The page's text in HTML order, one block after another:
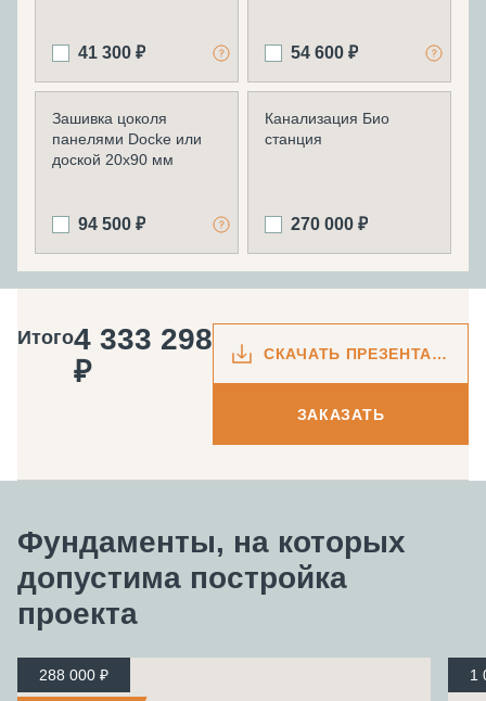
41 300 ₽ 54 600 ₽
Зашивка цоколя
панелями Docke или
доской 20х90 мм
94 500 ₽
Канализация Био
станция
270 000 ₽
Итого4 333 298
₽
СКАЧАТЬ ПРЕЗЕНТАЦИЮ
ЗАКАЗАТЬ
Фундаменты, на которых
допустима постройка
проекта
288 000 ₽ 1